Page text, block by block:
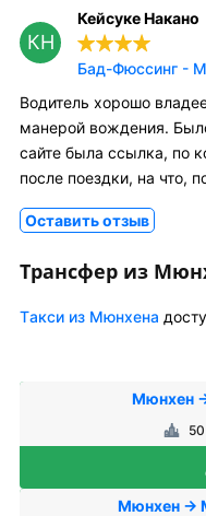
КН
Кейсуке Накано
Бад-Фюссинг -
Водитель хорошо
манерой вождения.
сайте была ссылка, по
после поездки, на что,
Оставить отзыв
Трансфер из
Tакси из Мюнхена
Мюнхен
Мюнхен →